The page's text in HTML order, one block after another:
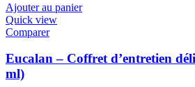
Ajouter au panier
Quick view
Comparer
Eucalan – Coffret d’entretien
ml)